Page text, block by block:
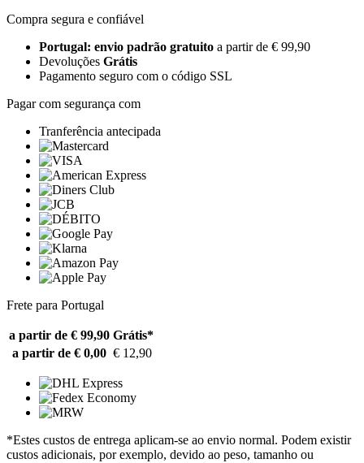
Compra segura e confiável
Portugal: envio padrão gratuito a partir de € 99,90
Devoluções Grátis
Pagamento seguro com o código SSL
Pagar com segurança com
Tranferência antecipada
Frete para Portugal
a partir de € 99,90 Grátis*
a partir de € 0,00 € 12,90
*Estes custos de entrega aplicam-se ao envio normal. Podem existir
custos adicionais, por exemplo, devido ao peso, tamanho ou